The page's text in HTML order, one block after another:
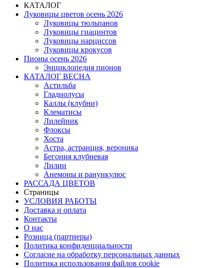
КАТАЛОГ
Луковицы цветов осень 2026
Луковицы тюльпанов
Луковицы гиацинтов
Луковицы нарциссов
Луковицы крокусов
Пионы осень 2026
Энциклопедия пионов
КАТАЛОГ ВЕСНА
Астильба
Гладиолусы
Каллы (клубни)
Клематисы
Лилейник
Флоксы
Хоста
Астра, астранция, вероника
Бегония клубневая
Лилии
Анемоны и ранункулюс
РАССАДА ЦВЕТОВ
Страницы
УСЛОВИЯ РАБОТЫ
Доставка и оплата
Контакты
О наc
Розница (партнеры)
Политика конфиденциальности
Согласие на обработку персональных данных
Политика использования файлов сookie